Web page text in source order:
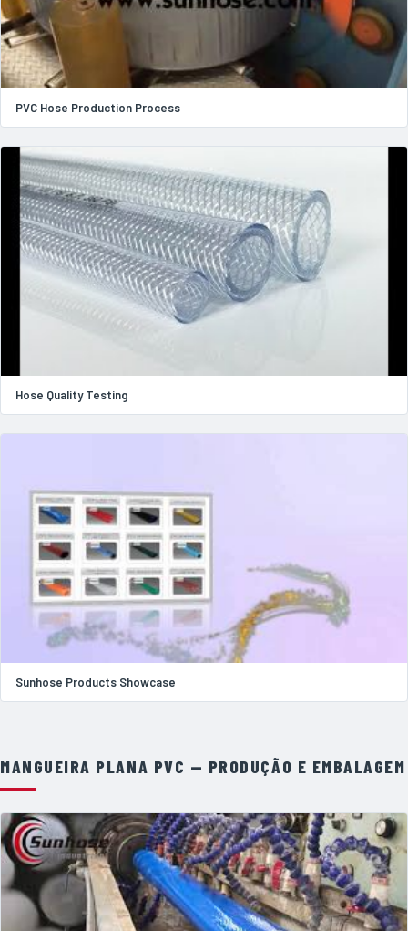
PVC Hose Production Process
Hose Quality Testing
Sunhose Products Showcase
MANGUEIRA PLANA PVC — PRODUÇÃO E EMBALAGEM